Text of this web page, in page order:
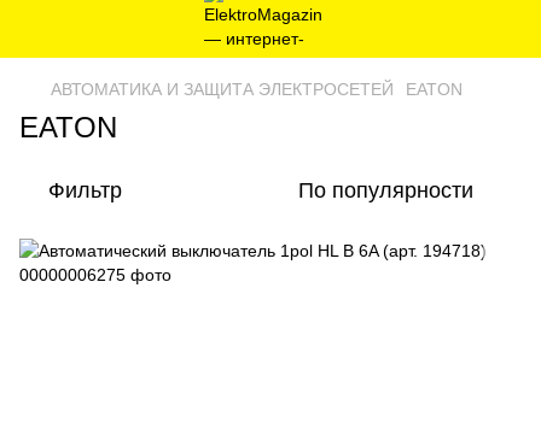
AВТОМАТИКА И ЗАЩИТА ЭЛЕКТРОСЕТЕЙ EATON
EATON
Фильтр По популярности